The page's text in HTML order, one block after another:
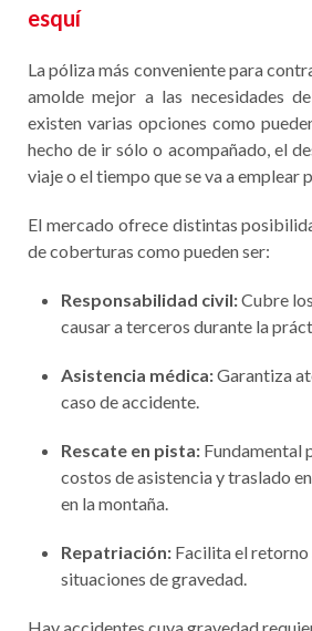
esquí
La póliza más conveniente para
amolde mejor a las necesidades
existen varias opciones como
hecho de ir sólo o acompañado, el
viaje o el tiempo que se va a emplear
El mercado ofrece distintas
de coberturas como pueden ser:
Responsabilidad civil:Cubre
causar a terceros durante la
Asistencia médica:Garantiza
caso de accidente.
Rescate en pista: Fundamental
costos de asistencia y traslado
en la montaña.
Repatriación: Facilita el
situaciones de gravedad.